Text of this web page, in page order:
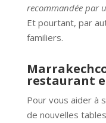
recommandée par
Et pourtant, par
familiers.
restaurant
Pour vous aider à
de nouvelles